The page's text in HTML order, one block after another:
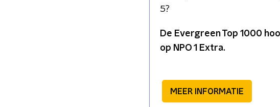
5?
De Evergreen Top 1000
op NPO 1 Extra.
MEER INFORMATIE